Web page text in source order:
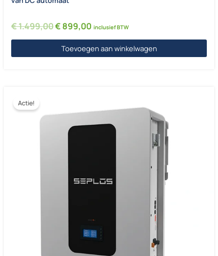
€1.499,00Oorspronkelijke prijs was: € 1.499,00.
€ 899,00Huidige prijs is: € 899,00.
inclusief BTW
Toevoegen aan winkelwagen
Actie!